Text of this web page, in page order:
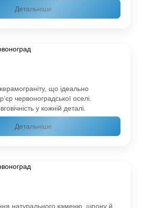
Детальніше
що ідеально
червоноградської оселі.
у кожній деталі.
Детальніше
натурального каменю, шпону й